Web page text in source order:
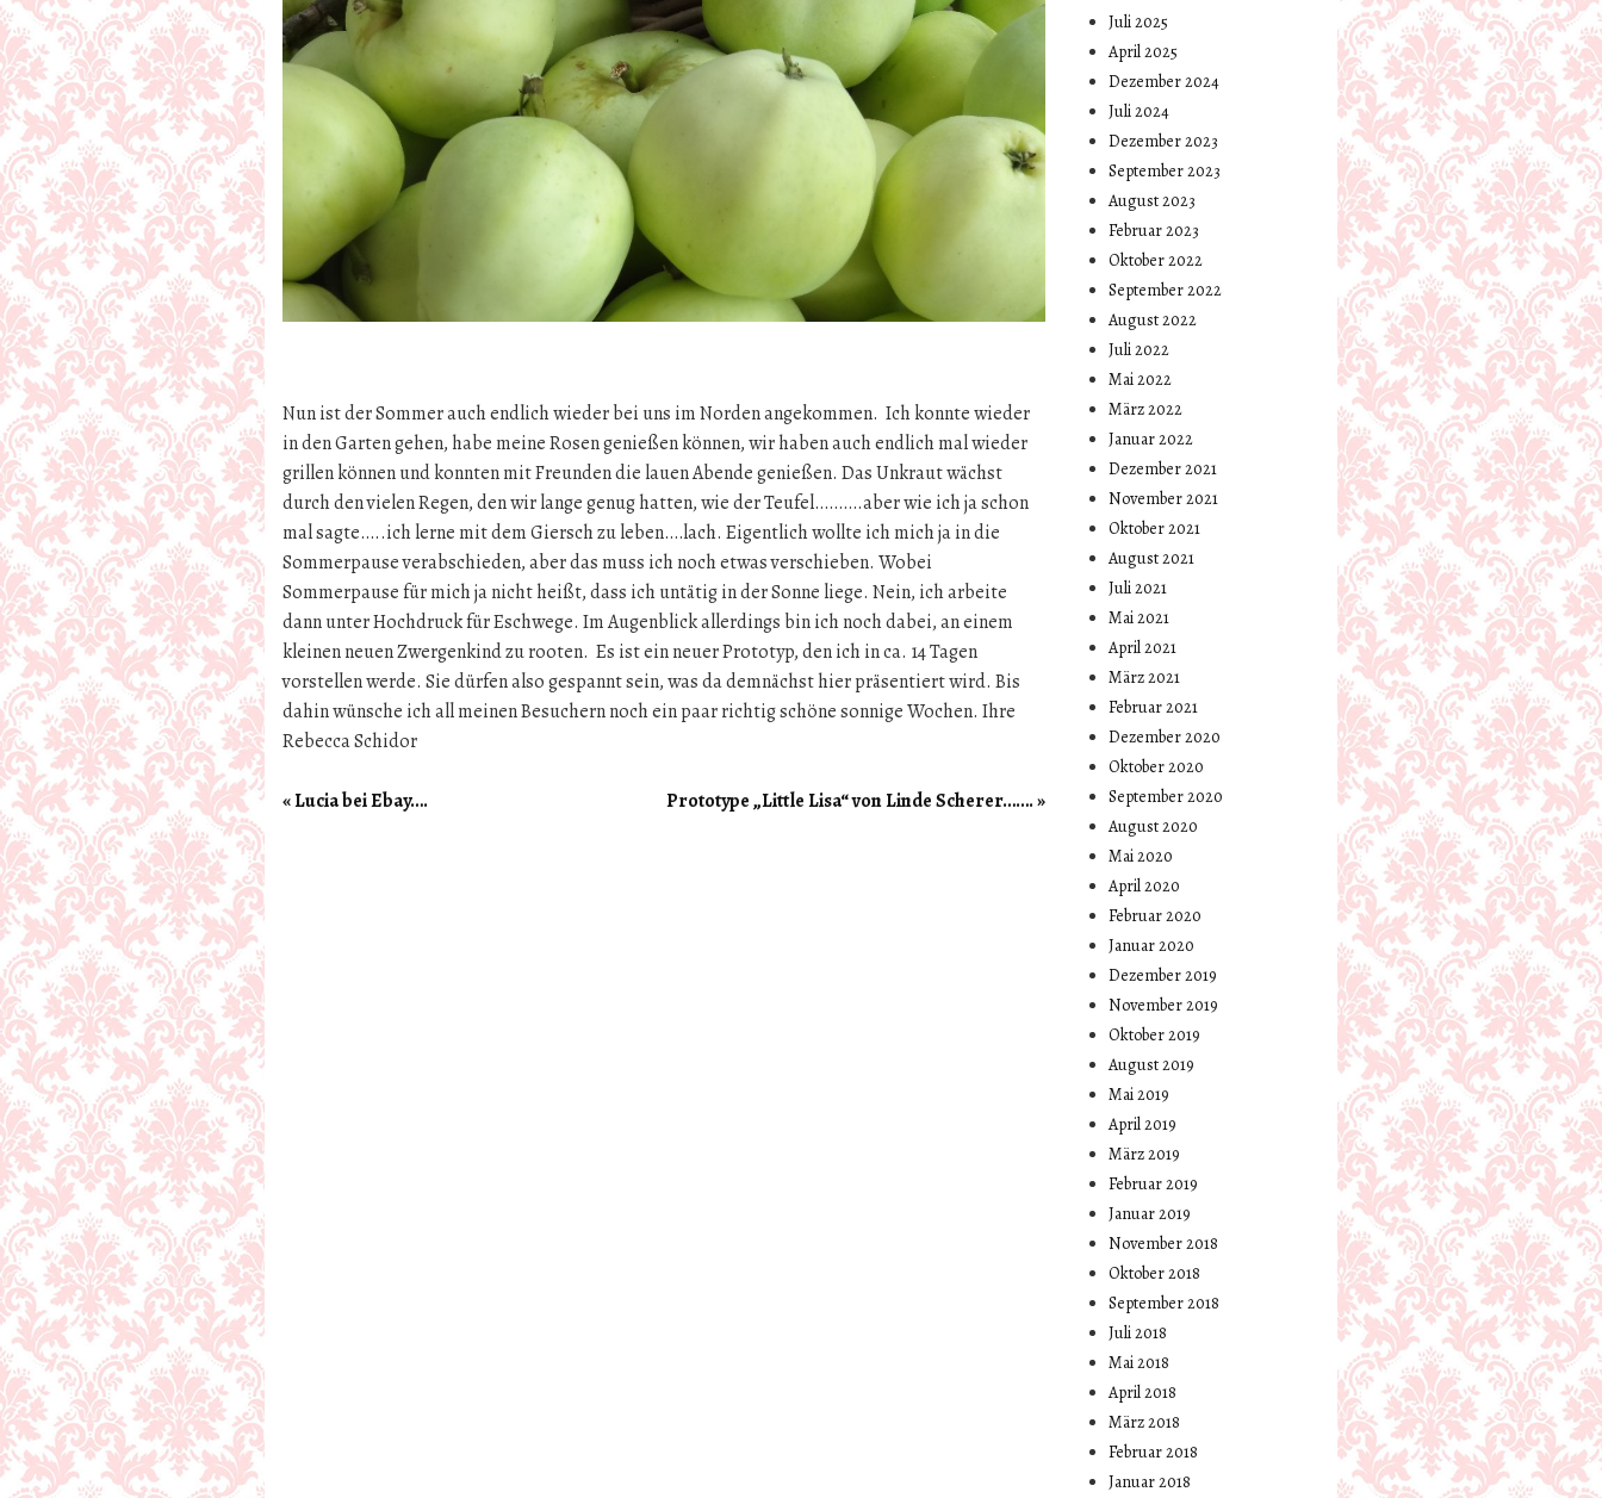
Nun ist der Sommer auch endlich wieder bei uns im Norden angekommen. Ich konnte wieder
in den Garten gehen, habe meine Rosen genießen können, wir haben auch endlich mal wieder
grillen können und konnten mit Freunden die lauen Abende genießen. Das Unkraut wächst
durch den vielen Regen, den wir lange genug hatten, wie der Teufel……….aber wie ich ja schon
mal sagte…..ich lerne mit dem Giersch zu leben….lach. Eigentlich wollte ich mich ja in die
Sommerpause verabschieden, aber das muss ich noch etwas verschieben. Wobei
Sommerpause für mich ja nicht heißt, dass ich untätig in der Sonne liege. Nein, ich arbeite
dann unter Hochdruck für Eschwege. Im Augenblick allerdings bin ich noch dabei, an einem
kleinen neuen Zwergenkind zu rooten. Es ist ein neuer Prototyp, den ich in ca. 14 Tagen
vorstellen werde. Sie dürfen also gespannt sein, was da demnächst hier präsentiert wird. Bis
dahin wünsche ich all meinen Besuchern noch ein paar richtig schöne sonnige Wochen. Ihre
Rebecca Schidor
«Lucia bei Ebay…. Prototype „Little Lisa“ von Linde Scherer…….»
Juli 2025
April 2025
Dezember 2024
Juli 2024
Dezember 2023
September 2023
August 2023
Februar 2023
Oktober 2022
September 2022
August 2022
Juli 2022
Mai 2022
März 2022
Januar 2022
Dezember 2021
November 2021
Oktober 2021
August 2021
Juli 2021
Mai 2021
April 2021
März 2021
Februar 2021
Dezember 2020
Oktober 2020
September 2020
August 2020
Mai 2020
April 2020
Februar 2020
Januar 2020
Dezember 2019
November 2019
Oktober 2019
August 2019
Mai 2019
April 2019
März 2019
Februar 2019
Januar 2019
November 2018
Oktober 2018
September 2018
Juli 2018
Mai 2018
April 2018
März 2018
Februar 2018
Januar 2018